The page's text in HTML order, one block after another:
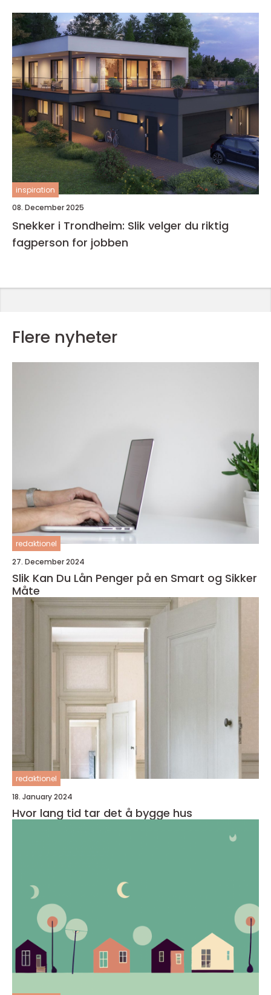
inspiration
08. December 2025
Snekker i Trondheim: Slik velger du riktig
fagperson for jobben
Flere nyheter
redaktionel
27. December 2024
Slik Kan Du Lån Penger på en Smart og Sikker
Måte
redaktionel
18. January 2024
Hvor lang tid tar det å bygge hus